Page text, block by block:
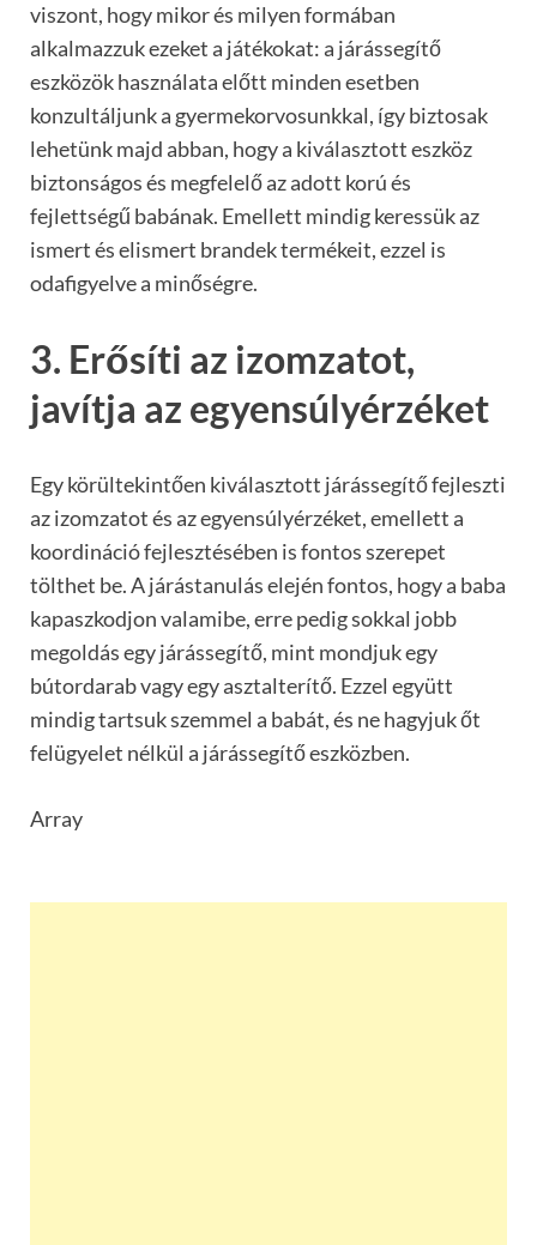
viszont, hogy mikor és milyen formában
alkalmazzuk ezeket a játékokat: a járássegítő
eszközök használata előtt minden esetben
konzultáljunk a gyermekorvosunkkal, így biztosak
lehetünk majd abban, hogy a kiválasztott eszköz
biztonságos és megfelelő az adott korú és
fejlettségű babának. Emellett mindig keressük az
ismert és elismert brandek termékeit, ezzel is
odafigyelve a minőségre.
3. Erősíti az izomzatot,
javítja az egyensúlyérzéket
Egy körültekintően kiválasztott járássegítő fejleszti
az izomzatot és az egyensúlyérzéket, emellett a
koordináció fejlesztésében is fontos szerepet
tölthet be. A járástanulás elején fontos, hogy a baba
kapaszkodjon valamibe, erre pedig sokkal jobb
megoldás egy járássegítő, mint mondjuk egy
bútordarab vagy egy asztalterítő. Ezzel együtt
mindig tartsuk szemmel a babát, és ne hagyjuk őt
felügyelet nélkül a járássegítő eszközben.
Array